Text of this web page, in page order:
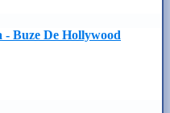
Buze De Hollywood